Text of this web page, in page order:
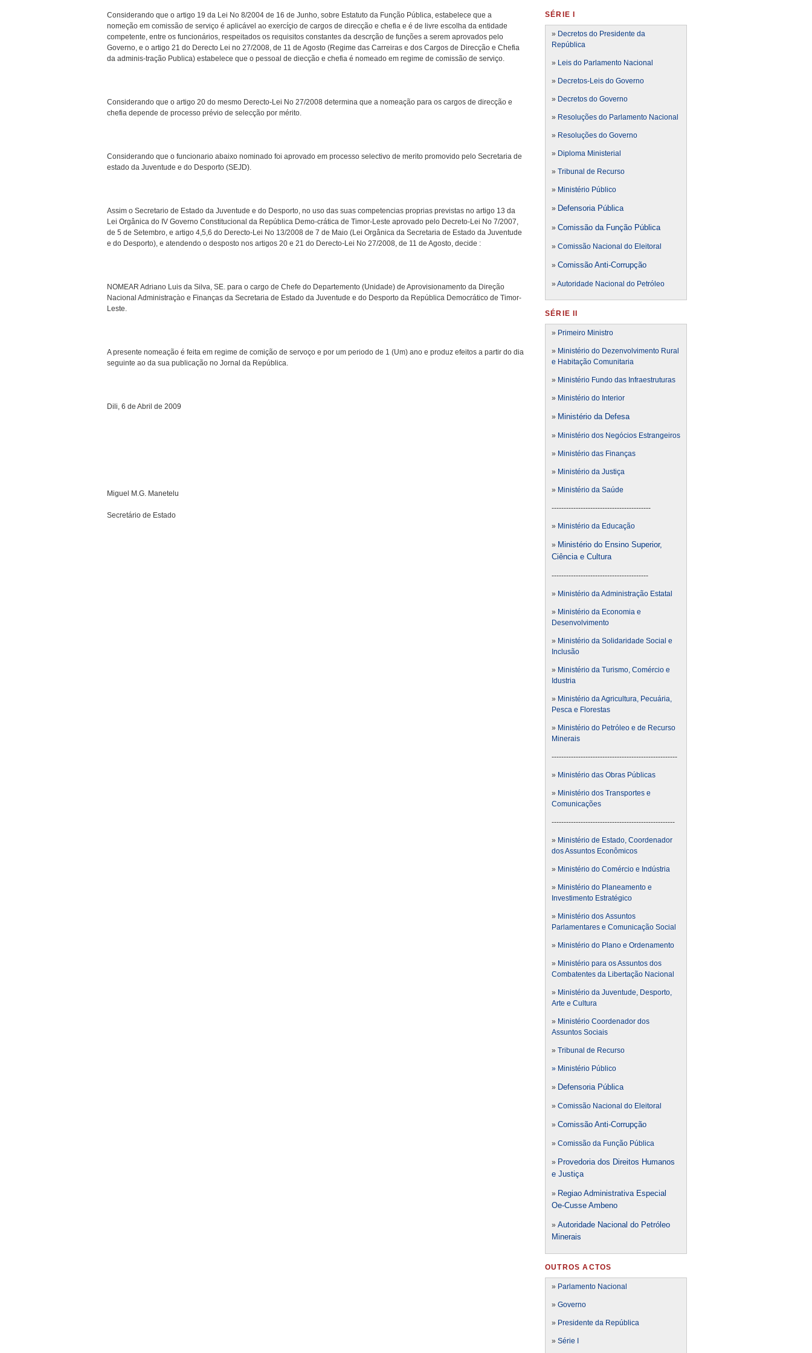
Considerando que o artigo 19 da Lei No 8/2004 de 16 de Junho, sobre Estatuto da Função Pública, estabelece que a
nomeção em comissão de serviço é aplicável ao exercíçio de cargos de direcção e chefia e é de livre escolha da entidade
competente, entre os funcionários, respeitados os requisitos constantes da descrção de funções a serem aprovados pelo
Governo, e o artigo 21 do Derecto Lei no 27/2008, de 11 de Agosto (Regime das Carreiras e dos Cargos de Direcção e Chefia
da adminis-tração Publica) estabelece que o pessoal de diecção e chefia é nomeado em regime de comissão de serviço.
Considerando que o artigo 20 do mesmo Derecto-Lei No 27/2008 determina que a nomeação para os cargos de direcção e
chefia depende de processo prévio de selecção por mérito.
Considerando que o funcionario abaixo nominado foi aprovado em processo selectivo de merito promovido pelo Secretaria de
estado da Juventude e do Desporto (SEJD).
Assim o Secretario de Estado da Juventude e do Desporto, no uso das suas competencias proprias previstas no artigo 13 da
Lei Orgânica do IV Governo Constitucional da República Demo-crática de Timor-Leste aprovado pelo Decreto-Lei No 7/2007,
de 5 de Setembro, e artigo 4,5,6 do Derecto-Lei No 13/2008 de 7 de Maio (Lei Orgânica da Secretaria de Estado da Juventude
e do Desporto), e atendendo o desposto nos artigos 20 e 21 do Derecto-Lei No 27/2008, de 11 de Agosto, decide :
NOMEAR Adriano Luis da Silva, SE. para o cargo de Chefe do Departemento (Unidade) de Aprovisionamento da Direção
Nacional Administraçào e Finanças da Secretaria de Estado da Juventude e do Desporto da República Democrático de Timor-
Leste.
A presente nomeação é feita em regime de comição de servoço e por um periodo de 1 (Um) ano e produz efeitos a partir do dia
seguinte ao da sua publicação no Jornal da República.
Dili, 6 de Abril de 2009
Miguel M.G. Manetelu
Secretário de Estado
SÉRIE I
» Decretos do Presidente da
República
» Leis do Parlamento Nacional
» Decretos-Leis do Governo
» Decretos do Governo
» Resoluções do Parlamento Nacional
» Resoluções do Governo
» Diploma Ministerial
» Tribunal de Recurso
» Ministério Público
» Defensoria Pública
» Comissão da Função Pública
» Comissão Nacional do Eleitoral
» Comissão Anti-Corrupção
» Autoridade Nacional do Petróleo
SÉRIE II
» Primeiro Ministro
» Ministério do Dezenvolvimento Rural
e Habitação Comunitaria
» Ministério Fundo das Infraestruturas
» Ministério do Interior
» Ministério da Defesa
» Ministério dos Negócios Estrangeiros
» Ministério das Finanças
» Ministério da Justiça
» Ministério da Saúde
-----------------------------------------
» Ministério da Educação
» Ministério do Ensino Superior,
Ciência e Cultura
----------------------------------------
» Ministério da Administração Estatal
» Ministério da Economia e
Desenvolvimento
» Ministério da Solidaridade Social e
Inclusão
» Ministério da Turismo, Comércio e
Idustria
» Ministério da Agricultura, Pecuária,
Pesca e Florestas
» Ministério do Petróleo e de Recurso
Minerais
----------------------------------------------------
» Ministério das Obras Públicas
» Ministério dos Transportes e
Comunicações
---------------------------------------------------
» Ministério de Estado, Coordenador
dos Assuntos Econômicos
» Ministério do Comércio e Indústria
» Ministério do Planeamento e
Investimento Estratégico
» Ministério dos Assuntos
Parlamentares e Comunicação Social
» Ministério do Plano e Ordenamento
» Ministério para os Assuntos dos
Combatentes da Libertação Nacional
» Ministério da Juventude, Desporto,
Arte e Cultura
» Ministério Coordenador dos
Assuntos Sociais
» Tribunal de Recurso
» Ministério Público
» Defensoria Pública
» Comissão Nacional do Eleitoral
» Comissão Anti-Corrupção
» Comissão da Função Pública
» Provedoria dos Direitos Humanos
e Justiça
» Regiao Administrativa Especial
Oe-Cusse Ambeno
» Autoridade Nacional do Petróleo
Minerais
OUTROS ACTOS
» Parlamento Nacional
» Governo
» Presidente da República
» Série I